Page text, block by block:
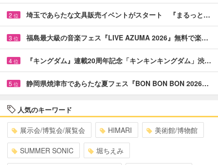
2 位 埼玉であらたな文具販売イベントがスタート 『まるっと…
3 位 福島最大級の音楽フェス『LIVE AZUMA 2026』無料で楽…
4 位 『キングダム』連載20周年記念「キンキンキングダム」渋…
5 位 静岡県焼津市であらたな夏フェス『BON BON BON 2026…
人気のキーワード
展示会/博覧会/展覧会 HIMARI 美術館/博物館
SUMMER SONIC 堀ちえみ